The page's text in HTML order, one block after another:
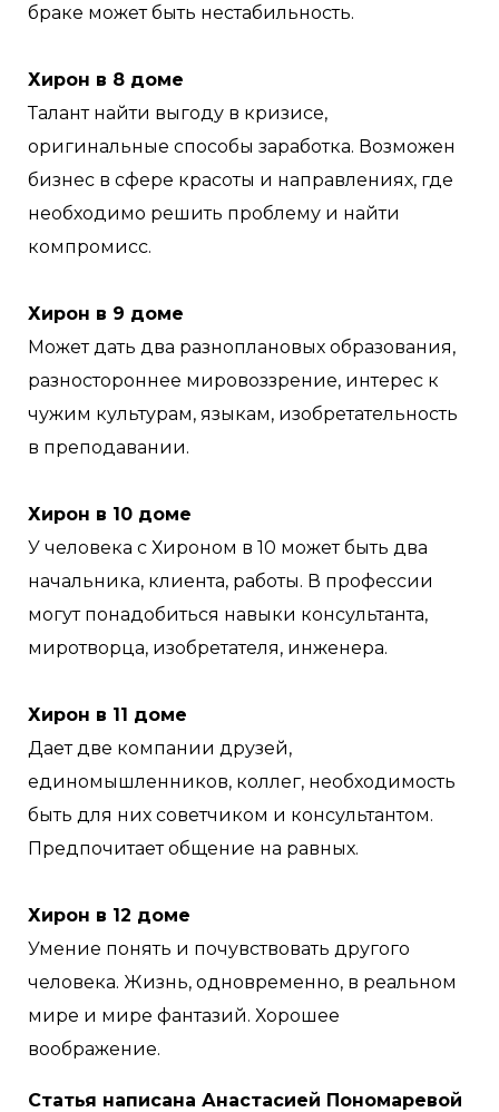
браке может быть нестабильность.
Хирон в 8 доме
Талант найти выгоду в кризисе,
оригинальные способы заработка. Возможен
бизнес в сфере красоты и направлениях, где
необходимо решить проблему и найти
компромисс.
Хирон в 9 доме
Может дать два разноплановых образования,
разностороннее мировоззрение, интерес к
чужим культурам, языкам, изобретательность
в преподавании.
Хирон в 10 доме
У человека с Хироном в 10 может быть два
начальника, клиента, работы. В профессии
могут понадобиться навыки консультанта,
миротворца, изобретателя, инженера.
Хирон в 11 доме
Дает две компании друзей,
единомышленников, коллег, необходимость
быть для них советчиком и консультантом.
Предпочитает общение на равных.
Хирон в 12 доме
Умение понять и почувствовать другого
человека. Жизнь, одновременно, в реальном
мире и мире фантазий. Хорошее
воображение.
Статья написана Анастасией Пономаревой